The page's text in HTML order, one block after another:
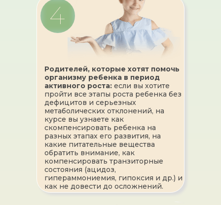
Родителей, которые хотят помочь
организму ребенка в период
активного роста: если вы хотите
пройти все этапы роста ребенка без
дефицитов и серьезных
метаболических отклонений, на
курсе вы узнаете как
скомпенсировать ребенка на
разных этапах его развития, на
какие питательные вещества
обратить внимание, как
компенсировать транзиторные
состояния (ацидоз,
гипераммониемия, гипоксия и др.) и
как не довести до осложнений.
4